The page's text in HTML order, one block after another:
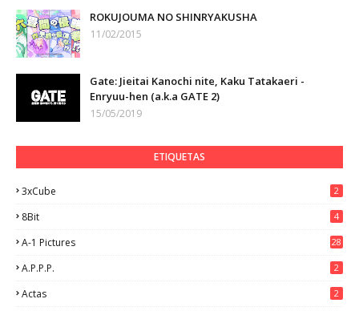
ROKUJOUMA NO SHINRYAKUSHA
11/02/2015
Gate: Jieitai Kanochi nite, Kaku Tatakaeri -
Enryuu-hen (a.k.a GATE 2)
15/05/2019
ETIQUETAS
3xCube 2
8Bit 4
A-1 Pictures 28
A.P.P.P. 2
Actas 2